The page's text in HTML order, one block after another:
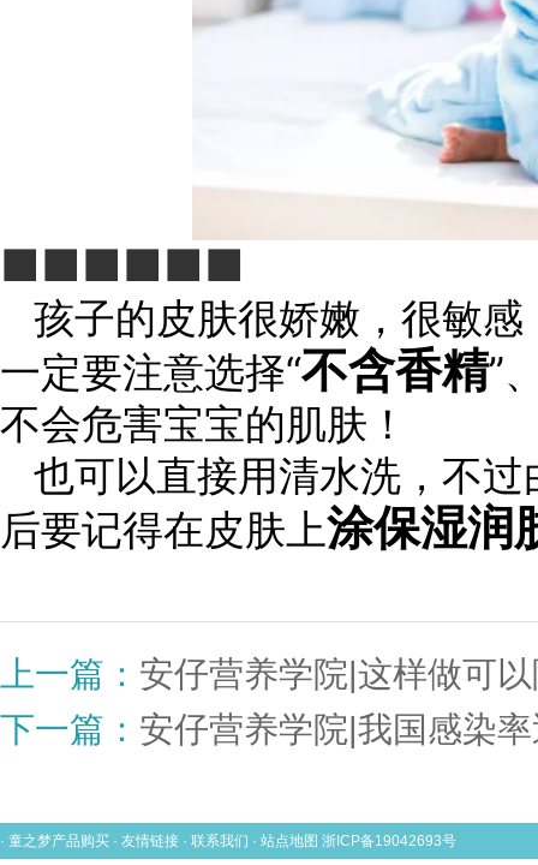
■■■■■■
孩子的皮肤很娇嫩，很敏
一定要注意选择“不含香精”
不会危害宝宝的肌肤！
也可以直接用清水洗，不
后要记得在皮肤上涂保湿润
上一篇： 安仔营养学院|这样做可
下一篇： 安仔营养学院|我国感染
· 童之梦产品购买 · 友情链接 · 联系我们 · 站点地图 浙ICP备19042693号